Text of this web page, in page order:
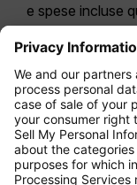
e spese incluse
Erano disponibili
essere più
l’Economy
la nostra
essere applicati
stiva registrato o
applicate le